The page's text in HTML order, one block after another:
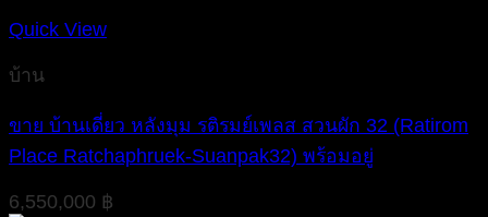
Quick View
บ้าน
ขาย บ้านเดี่ยว หลังมุม รติรมย์เพลส สวนผัก 32 (Ratirom
Place Ratchaphruek-Suanpak32) พร้อมอยู่
6,550,000 ฿